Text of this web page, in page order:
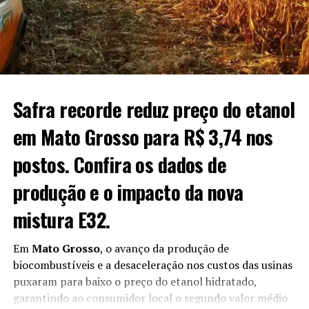
ganho de 0,51 centavo ou 0,75%.
O postSoja: veja como ficaram as cotações no
fechamento de hojeapareceu primeiro emCanal Rural.
operacionais provocadas pelas chuvas, enquanto parte
das áreas mais avançadas já inicia fases reprodutivas e de
floração.
Fonte:Estadão Conteúdo
O post
Chuvas dificultam manejo, mas trigo avança bem
no Rio Grande do Sulapareceu primeiro emCanal Rural.
Safra recorde reduz preço do etanol
em Mato Grosso para R$ 3,74 nos
postos. Confira os dados de
produção e o impacto da nova
mistura E32.
EmMato Grosso, o avanço da produção de
biocombustíveis e a desaceleração nos custos das usinas
puxaram para baixo o preço do etanol hidratado,
garantindo ao consumidor local o segundo valor médio